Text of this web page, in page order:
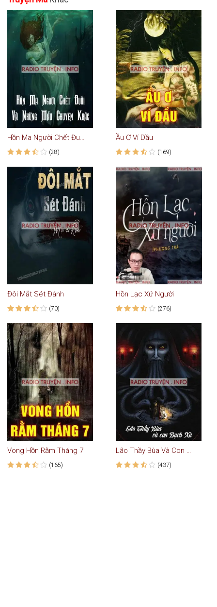
Hồn Ma Người Chết Đuối - Truyện Ma
(28)
Ầu Ơ Ví Dầu
(169)
Đôi Mắt Sét Đánh
(70)
Hồn Lạc Xứ Người
(276)
Vong Hồn Rằm Tháng 7
(165)
Lão Thầy Bùa Và Con Bạch Xà - Truyện Ma
(437)